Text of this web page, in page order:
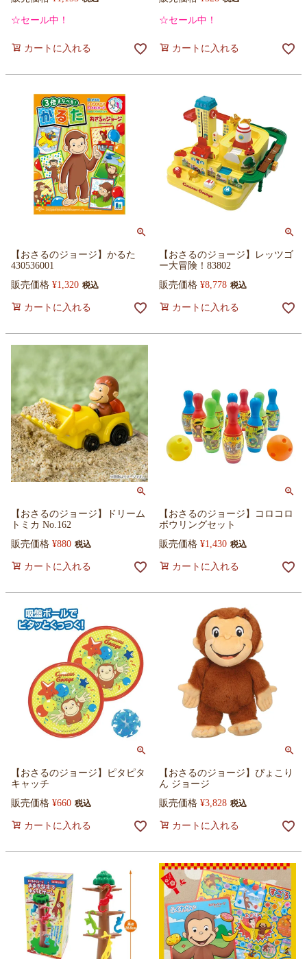
☆セール中！
カートに入れる
☆セール中！
カートに入れる
【おさるのジョージ】かるた
430536001
販売価格 ¥1,320 税込
カートに入れる
【おさるのジョージ】レッツゴ
ー大冒険！83802
販売価格 ¥8,778 税込
カートに入れる
【おさるのジョージ】ドリーム
トミカ No.162
販売価格 ¥880 税込
カートに入れる
【おさるのジョージ】コロコロ
ボウリングセット
販売価格 ¥1,430 税込
カートに入れる
【おさるのジョージ】ピタピタ
キャッチ
販売価格 ¥660 税込
カートに入れる
【おさるのジョージ】ぴょこり
ん ジョージ
販売価格 ¥3,828 税込
カートに入れる